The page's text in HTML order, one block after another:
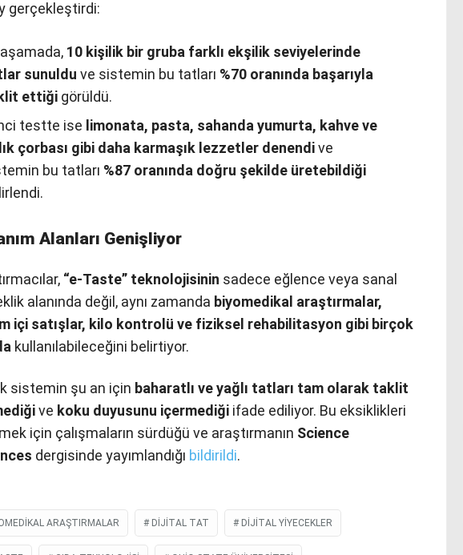
gerçekleştirdi:
10 kişilik bir gruba farklı ekşilik seviyelerinde
sunuldu ve sistemin bu tatları %70 oranında başarıyla
ettiği görüldü.
testte ise limonata, pasta, sahanda yumurta, kahve ve
çorbası gibi daha karmaşık lezzetler denendive
bu tatları %87 oranında doğru şekilde üretebildiği
Alanları Genişliyor
“e-Taste” teknolojisinin sadece eğlence veya sanal
alanında değil, aynı zamanda biyomedikal araştırmalar,
içi satışlar, kilo kontrolü ve fiziksel rehabilitasyon gibi birçok
kullanılabileceğini belirtiyor.
sistemin şu an için baharatlı ve yağlı tatları tam olarak taklit
ve koku duyusunu içermediği ifade ediliyor. Bu eksiklikleri
için çalışmaların sürdüğü ve araştırmanın Science
dergisinde yayımlandığı bildirildi.
ARAŞTIRMALAR DIJITAL TAT DIJITAL YIYECEKLER